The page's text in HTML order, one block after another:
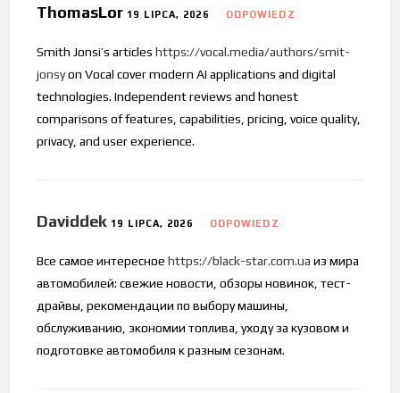
ThomasLor 19 LIPCA, 2026 ODPOWIEDZ
Smith Jonsi’s articleshttps://vocal.media/authors/smit-
jonsyon Vocal cover modern AI applications and digital
technologies. Independent reviews and honest
comparisons of features, capabilities, pricing, voice quality,
privacy, and user experience.
Daviddek 19 LIPCA, 2026 ODPOWIEDZ
Все самое интересноеhttps://black-star.com.ua из мира
автомобилей: свежие новости, обзоры новинок, тест-
драйвы, рекомендации по выбору машины,
обслуживанию, экономии топлива, уходу за кузовом и
подготовке автомобиля к разным сезонам.